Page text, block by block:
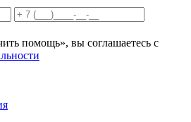
помощь», вы соглашаетесь с